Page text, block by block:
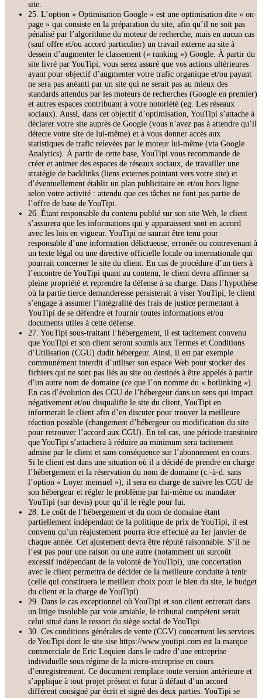
site.
25. L’option « Optimisation Google » est une optimisation dite « on-
page » qui consiste en la préparation du site, afin qu’il ne soit pas
pénalisé par l’algorithme du moteur de recherche, mais en aucun cas
(sauf offre et/ou accord particulier) un travail externe au site à
dessein d’augmenter le classement (« ranking ») Google. À partir du
site livré par YouTipi, vous serez assuré que vos actions ultérieures
ayant pour objectif d’augmenter votre trafic organique et/ou payant
ne sera pas anéanti par un site qui ne serait pas au mieux des
standards attendus par les moteurs de recherches (Google en premier)
et autres espaces contribuant à votre notoriété (eg. Les réseaux
sociaux). Aussi, dans cet objectif d’optimisation, YouTipi s’attache à
déclarer votre site auprès de Google (vous n’avez pas à attendre qu’il
détecte votre site de lui-même) et à vous donner accès aux
statistiques de trafic relevées par le moteur lui-même (via Google
Analytics). À partir de cette base, YouTipi vous recommande de
créer et animer des espaces de réseaux sociaux, de travailler une
stratégie de backlinks (liens externes pointant vers votre site) et
d’éventuellement établir un plan publicitaire en et/ou hors ligne
selon votre activité : attendu que ces tâches ne font pas partie de
l’offre de base de YouTipi.
26. Étant responsable du contenu publié sur son site Web, le client
s’assurera que les informations qui y apparaissent sont en accord
avec les lois en vigueur. YouTipi ne saurait être tenu pour
responsable d’une information délictueuse, erronée ou contrevenant à
un texte légal ou une directive officielle locale ou internationale qui
pourrait concerner le site du client. En cas de procédure d’un tiers à
l’encontre de YouTipi quant au contenu, le client devra affirmer sa
pleine propriété et reprendre la défense à sa charge. Dans l’hypothèse
où la partie tierce demanderesse persisterait à viser YouTipi, le client
s’engage à assumer l’intégralité des frais de justice permettant à
YouTipi de se défendre et fournir toutes informations et/ou
documents utiles à cette défense.
27. YouTipi sous-traitant l’hébergement, il est tacitement convenu
que YouTipi et son client seront soumis aux Termes et Conditions
d’Utilisation (CGU) dudit hébergeur. Ainsi, il est par exemple
communément interdit d’utiliser son espace Web pour stocker des
fichiers qui ne sont pas liés au site ou destinés à être appelés à partir
d’un autre nom de domaine (ce que l’on nomme du « hotlinking »).
En cas d’évolution des CGU de l’hébergeur dans un sens qui impact
négativement et/ou disqualifie le site du client, YouTipi en
informerait le client afin d’en discuter pour trouver la meilleure
réaction possible (changement d’hébergeur ou modification du site
pour retrouver l’accord aux CGU). En tel cas, une période transitoire
que YouTipi s’attachera à réduire au minimum sera tacitement
admise par le client et sans conséquence sur l’abonnement en cours.
Si le client est dans une situation où il a décidé de prendre en charge
l’hébergement et la réservation du nom de domaine (c.-à-d. sans
l’option « Loyer mensuel »), il sera en charge de suivre les CGU de
son hébergeur et régler le problème par lui-même ou mandater
YouTipi (sur devis) pour qu’il le règle pour lui.
28. Le coût de l’hébergement et du nom de domaine étant
partiellement indépendant de la politique de prix de YouTipi, il est
convenu qu’un réajustement pourra être effectué au 1er janvier de
chaque année. Cet ajustement devra être réputé raisonnable. S’il ne
l’est pas pour une raison ou une autre (notamment un surcoût
excessif indépendant de la volonté de YouTipi), une concertation
avec le client permettra de décider de la meilleure conduite à tenir
(celle qui constituera le meilleur choix pour le bien du site, le budget
du client et la charge de YouTipi).
29. Dans le cas exceptionnel où YouTipi et son client entrerait dans
un litige insoluble par voie amiable, le tribunal compétent serait
celui situé dans le ressort du siège social de YouTipi.
30. Ces conditions générales de vente (CGV) concernent les services
de YouTipi dont le site sise https://www.youtipi.com est la marque
commerciale de Eric Lequien dans le cadre d’une entreprise
individuelle sous régime de la micro-entreprise en cours
d’enregistrement. Ce document remplace toute version antérieure et
s’applique à tout projet présent et futur à défaut d’un accord
différent consigné par écrit et signé des deux parties. YouTipi se